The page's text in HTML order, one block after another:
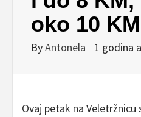
oko 10 KM
ByAntonela 1 godina
Ovaj petak na